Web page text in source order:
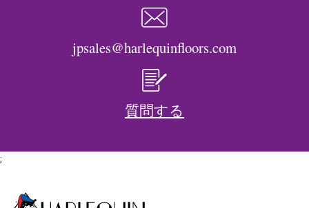
jpsales@harlequinfloors.com
質問する
;